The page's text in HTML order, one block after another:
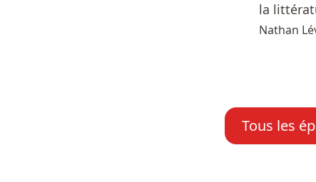
la
Nathan
Tous les